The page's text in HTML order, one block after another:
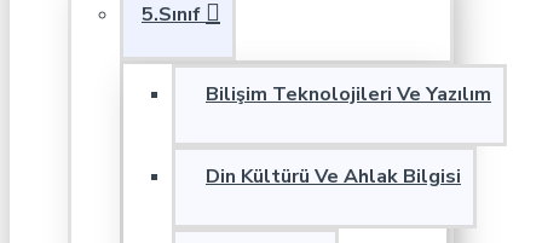
5.Sınıf
Bilişim Teknolojileri Ve Yazılım
Din Kültürü Ve Ahlak Bilgisi